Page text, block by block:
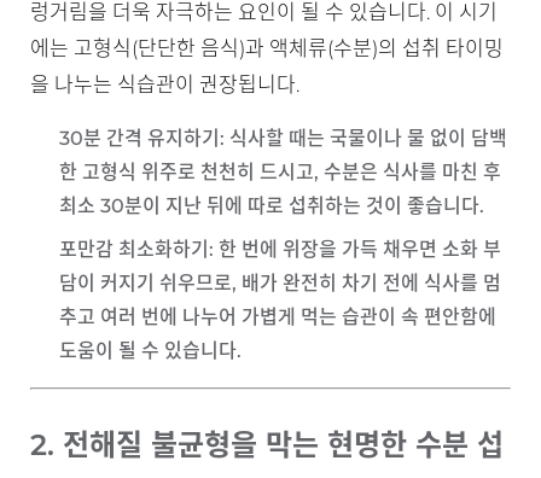
렁거림을 더욱 자극하는 요인이 될 수 있습니다. 이 시기
에는 고형식(단단한 음식)과 액체류(수분)의 섭취 타이밍
을 나누는 식습관이 권장됩니다.
30분 간격 유지하기 : 식사할 때는 국물이나 물 없이 담백
한 고형식 위주로 천천히 드시고, 수분은 식사를 마친 후
최소 30분이 지난 뒤에 따로 섭취하는 것이 좋습니다.
포만감 최소화하기 : 한 번에 위장을 가득 채우면 소화 부
담이 커지기 쉬우므로, 배가 완전히 차기 전에 식사를 멈
추고 여러 번에 나누어 가볍게 먹는 습관이 속 편안함에
도움이 될 수 있습니다.
2. 전해질 불균형을 막는 현명한 수분 섭